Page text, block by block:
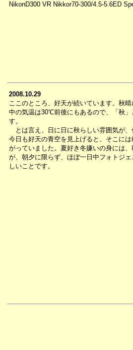
NikonD300 VR Nikkor70-300/4.5-5.6ED
2008.10.29
ここのところ、好天が続いています。秋
中の気温は30℃前後にもあるので、「秋
す。
とは言え、日に日に秋らしい雰囲気が
今日も好天の青空を見上げると、そこに
がっていました。夏好き冬嫌いの身には
が、朝夕に限らず、ほぼ一日中フォトジ
しいことです。